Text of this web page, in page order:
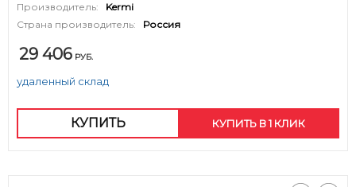
Производитель:
Kermi
Страна производитель:
Россия
29 406 РУБ.
удаленный склад
КУПИТЬ КУПИТЬ В 1 КЛИК